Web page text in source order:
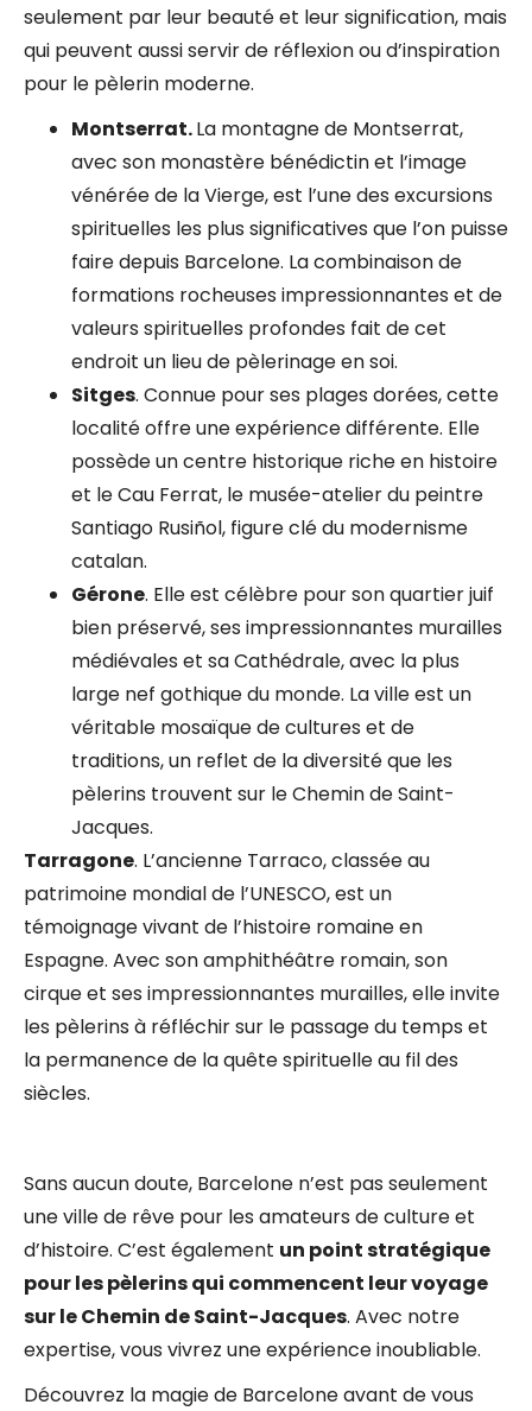
seulement par leur beauté et leur signification, mais
qui peuvent aussi servir de réflexion ou d’inspiration
pour le pèlerin moderne.
Montserrat.La montagne de Montserrat,
avec son monastère bénédictin et l’image
vénérée de la Vierge, est l’une des excursions
spirituelles les plus significatives que l’on puisse
faire depuis Barcelone. La combinaison de
formations rocheuses impressionnantes et de
valeurs spirituelles profondes fait de cet
endroit un lieu de pèlerinage en soi.
Sitges. Connue pour ses plages dorées, cette
localité offre une expérience différente. Elle
possède un centre historique riche en histoire
et le Cau Ferrat, le musée-atelier du peintre
Santiago Rusiñol, figure clé du modernisme
catalan.
Gérone. Elle est célèbre pour son quartier juif
bien préservé, ses impressionnantes murailles
médiévales et sa Cathédrale, avec la plus
large nef gothique du monde. La ville est un
véritable mosaïque de cultures et de
traditions, un reflet de la diversité que les
pèlerins trouvent sur le Chemin de Saint-
Jacques.
Tarragone. L’ancienne Tarraco, classée au
patrimoine mondial de l’UNESCO, est un
témoignage vivant de l’histoire romaine en
Espagne. Avec son amphithéâtre romain, son
cirque et ses impressionnantes murailles, elle invite
les pèlerins à réfléchir sur le passage du temps et
la permanence de la quête spirituelle au fil des
siècles.
Sans aucun doute, Barcelone n’est pas seulement
une ville de rêve pour les amateurs de culture et
d’histoire. C’est également un point stratégique
pour les pèlerins qui commencent leur voyage
sur le Chemin de Saint-Jacques. Avec notre
expertise, vous vivrez une expérience inoubliable.
Découvrez la magie de Barcelone avant de vous